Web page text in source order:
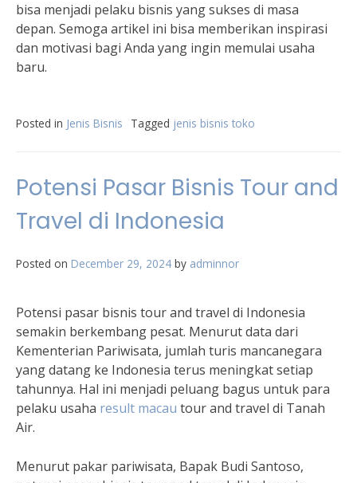
bisa menjadi pelaku bisnis yang sukses di masa
depan. Semoga artikel ini bisa memberikan inspirasi
dan motivasi bagi Anda yang ingin memulai usaha
baru.
Posted in Jenis Bisnis Tagged jenis bisnis toko
Potensi Pasar Bisnis Tour and
Travel di Indonesia
Posted on December 29, 2024 by adminnor
Potensi pasar bisnis tour and travel di Indonesia
semakin berkembang pesat. Menurut data dari
Kementerian Pariwisata, jumlah turis mancanegara
yang datang ke Indonesia terus meningkat setiap
tahunnya. Hal ini menjadi peluang bagus untuk para
pelaku usaha result macau tour and travel di Tanah
Air.
Menurut pakar pariwisata, Bapak Budi Santoso,